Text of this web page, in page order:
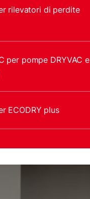
rilevatori di perdite
per pompe DRYVAC e
ECODRY plus